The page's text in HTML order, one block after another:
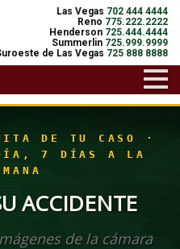
Las Vegas 702 444 4444
Reno 775.222.2222
Henderson 725.444.4444
Summerlin 725.999.9999
de Las Vegas 725 888 8888
DE TU CASO ·
7 DÍAS A LA
ACCIDENTE
de la cámara